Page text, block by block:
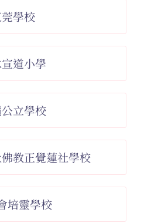
學校
宣道小學
立學校
教正覺蓮社學校
培靈學校